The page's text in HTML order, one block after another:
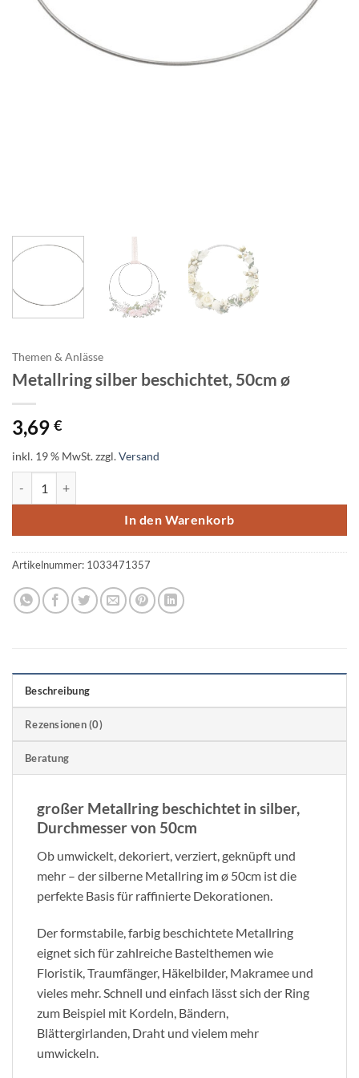
Themen & Anlässe
Metallring silber beschichtet, 50cm ø
3,69 €
inkl. 19 % MwSt.zzgl.Versand
In den Warenkorb
Artikelnummer: 1033471357
Beschreibung
Rezensionen (0)
Beratung
großer Metallring beschichtet in silber,
Durchmesser von 50cm
Ob umwickelt, dekoriert, verziert, geknüpft und
mehr – der silberne Metallring im ø 50cm ist die
perfekte Basis für raffinierte Dekorationen.
Der formstabile, farbig beschichtete Metallring
eignet sich für zahlreiche Bastelthemen wie
Floristik, Traumfänger, Häkelbilder, Makramee und
vieles mehr. Schnell und einfach lässt sich der Ring
zum Beispiel mit Kordeln, Bändern,
Blättergirlanden, Draht und vielem mehr
umwickeln.